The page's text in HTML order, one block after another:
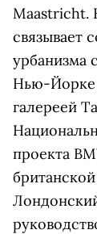
Maastricht.
связывает
урбанизма
Нью-Йорке
галереей
проекта